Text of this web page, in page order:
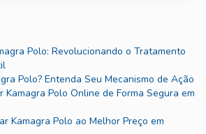
Polo: Revolucionando o Tratamento
Polo? Entenda Seu Mecanismo de Ação
Kamagra Polo Online de Forma Segura em
Kamagra Polo ao Melhor Preço em